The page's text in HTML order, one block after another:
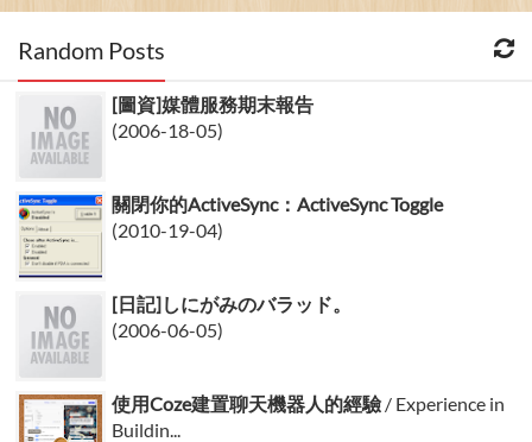
Random Posts
[圖資]媒體服務期末報告
(2006-18-05)
關閉你的ActiveSync：ActiveSync Toggle
(2010-19-04)
[日記]しにがみのバラッド。
(2006-06-05)
使用Coze建置聊天機器人的經驗 / Experience in
Buildin...